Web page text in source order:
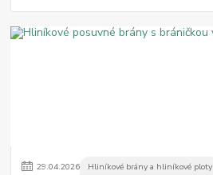
29.04.2026 Hliníkové brány a hliníkové ploty